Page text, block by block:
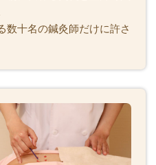
数十名の鍼灸師だけに許さ